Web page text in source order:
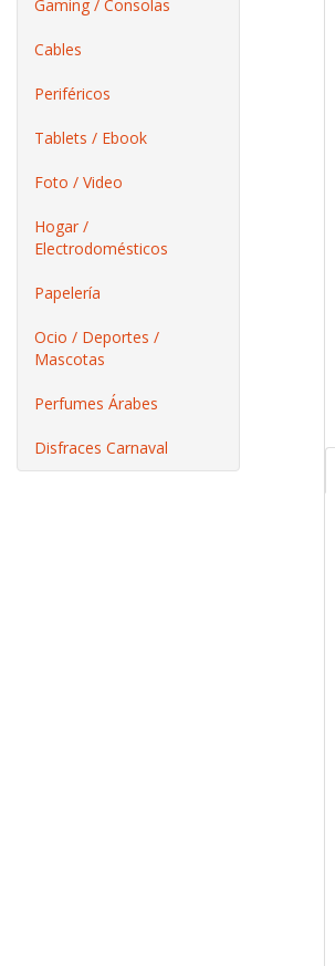
Gaming / Consolas
Cables
Periféricos
Tablets / Ebook
Foto / Video
Hogar /
Electrodomésticos
Papelería
Ocio / Deportes /
Mascotas
Perfumes Árabes
Disfraces Carnaval